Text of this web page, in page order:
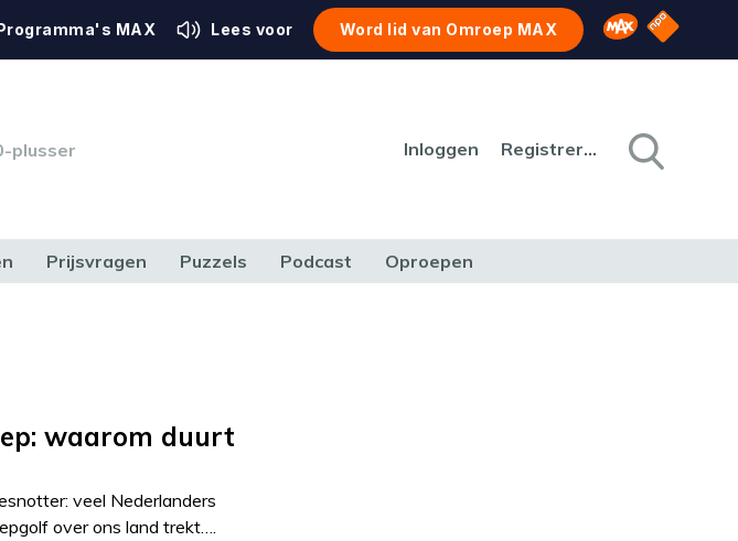
MAX Lees voor Word lid van Omroep MAX Omroep MAX
NPO
plusser Inloggen Registreren
Prijsvragen Puzzels Podcast Oproepen
waarom duurt
veel Nederlanders
over ons land trekt….